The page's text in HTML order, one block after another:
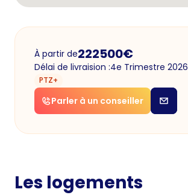
À partir de222500€
Délai de livraision :4e Trimestre 2026
PTZ+
Parler à un conseiller
Les logements